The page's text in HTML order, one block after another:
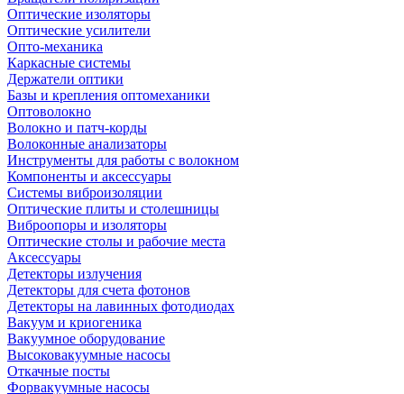
Оптические изоляторы
Оптические усилители
Опто-механика
Каркасные системы
Держатели оптики
Базы и крепления оптомеханики
Оптоволокно
Волокно и патч-корды
Волоконные анализаторы
Инструменты для работы с волокном
Компоненты и аксессуары
Системы виброизоляции
Оптические плиты и столешницы
Виброопоры и изоляторы
Оптические столы и рабочие места
Аксессуары
Детекторы излучения
Детекторы для счета фотонов
Детекторы на лавинных фотодиодах
Вакуум и криогеника
Вакуумное оборудование
Высоковакуумные насосы
Откачные посты
Форвакуумные насосы